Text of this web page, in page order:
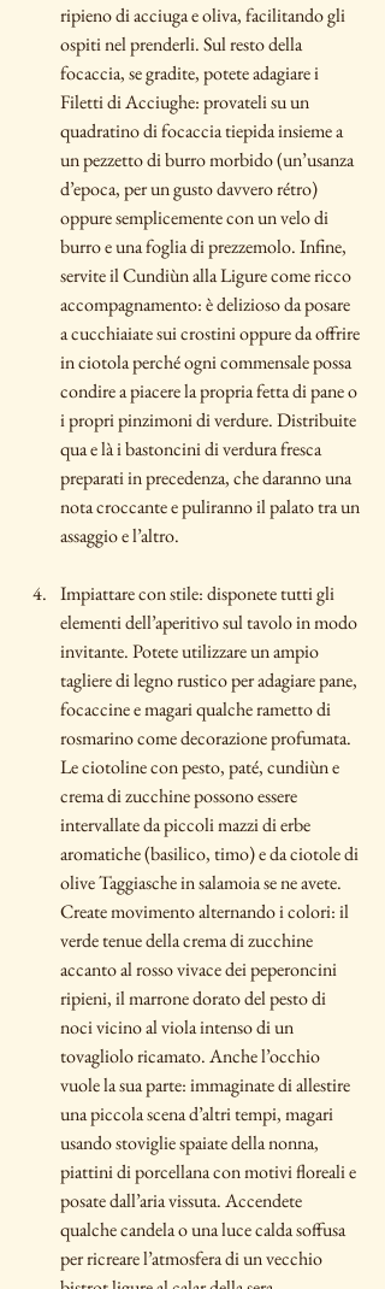
ripieno di acciuga e oliva, facilitando gli
ospiti nel prenderli. Sul resto della
focaccia, se gradite, potete adagiare i
Filetti di Acciughe: provateli su un
quadratino di focaccia tiepida insieme a
un pezzetto di burro morbido (un’usanza
d’epoca, per un gusto davvero rétro)
oppure semplicemente con un velo di
burro e una foglia di prezzemolo. Infine,
servite il Cundiùn alla Ligure come ricco
accompagnamento: è delizioso da posare
a cucchiaiate sui crostini oppure da offrire
in ciotola perché ogni commensale possa
condire a piacere la propria fetta di pane o
i propri pinzimoni di verdure. Distribuite
qua e là i bastoncini di verdura fresca
preparati in precedenza, che daranno una
nota croccante e puliranno il palato tra un
assaggio e l’altro.
Impiattare con stile: disponete tutti gli
elementi dell’aperitivo sul tavolo in modo
invitante. Potete utilizzare un ampio
tagliere di legno rustico per adagiare pane,
focaccine e magari qualche rametto di
rosmarino come decorazione profumata.
Le ciotoline con pesto, paté, cundiùn e
crema di zucchine possono essere
intervallate da piccoli mazzi di erbe
aromatiche (basilico, timo) e da ciotole di
olive Taggiasche in salamoia se ne avete.
Create movimento alternando i colori: il
verde tenue della crema di zucchine
accanto al rosso vivace dei peperoncini
ripieni, il marrone dorato del pesto di
noci vicino al viola intenso di un
tovagliolo ricamato. Anche l’occhio
vuole la sua parte: immaginate di allestire
una piccola scena d’altri tempi, magari
usando stoviglie spaiate della nonna,
piattini di porcellana con motivi floreali e
posate dall’aria vissuta. Accendete
qualche candela o una luce calda soffusa
per ricreare l’atmosfera di un vecchio